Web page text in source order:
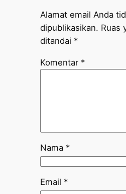
Alamat email Anda
dipublikasikan. Ruas
ditandai *
Komentar *
Nama *
Email *